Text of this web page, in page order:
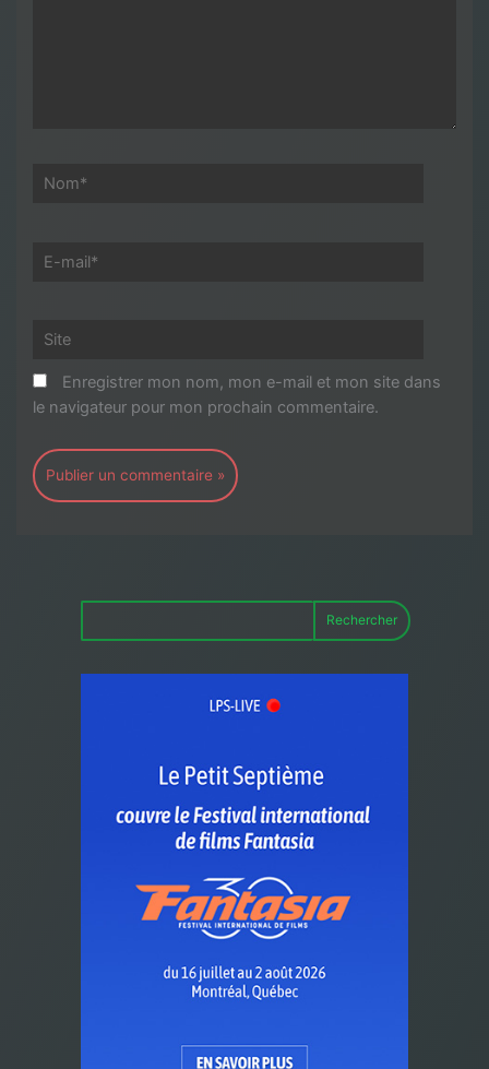
Nom*
E-
Site
Enregistrer mon nom, mon e-mail et mon site dans
le navigateur pour mon prochain commentaire.
Rechercher